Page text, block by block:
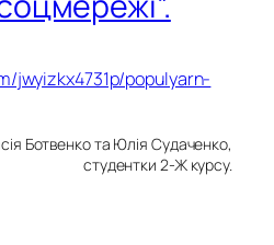
jwyizkx4731p/populyarn-
Ботвенко та Юлія Судаченко,
студентки 2-Ж курсу.